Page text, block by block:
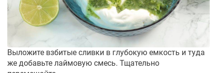
Выложите взбитые сливки в глубокую емкость и туда
же добавьте лаймовую смесь. Тщательно